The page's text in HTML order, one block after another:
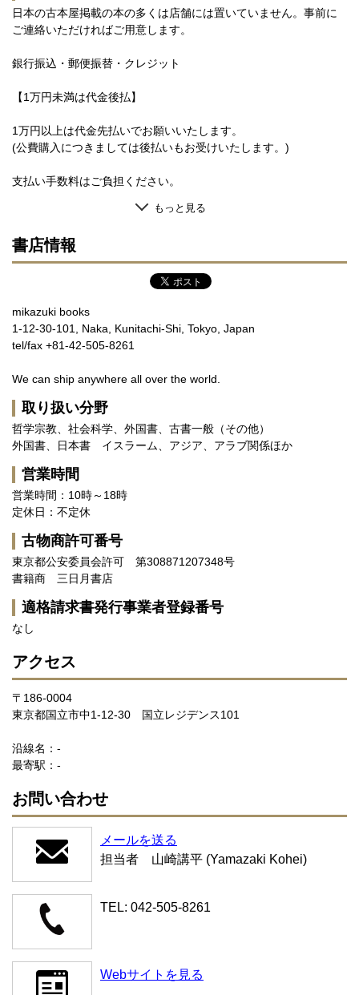
日本の古本屋掲載の本の多くは店舗には置いていません。事前に
ご連絡いただければご用意します。
銀行振込・郵便振替・クレジット
【1万円未満は代金後払】
1万円以上は代金先払いでお願いいたします。
(公費購入につきましては後払いもお受けいたします。)
支払い手数料はご負担ください。
もっと見る
書店情報
mikazuki books
1-12-30-101, Naka, Kunitachi-Shi, Tokyo, Japan
tel/fax +81-42-505-8261
We can ship anywhere all over the world.
取り扱い分野
哲学宗教、社会科学、外国書、古書一般（その他）
外国書、日本書 イスラーム、アジア、アラブ関係ほか
営業時間
営業時間：10時～18時
定休日：不定休
古物商許可番号
東京都公安委員会許可 第308871207348号
書籍商 三日月書店
適格請求書発行事業者登録番号
なし
アクセス
〒186-0004
東京都国立市中1-12-30 国立レジデンス101
沿線名：-
最寄駅：-
お問い合わせ
メールを送る
担当者 山崎講平 (Yamazaki Kohei)
TEL: 042-505-8261
Webサイトを見る